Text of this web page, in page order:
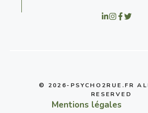
© 2026-PSYCHO2RUE.FR
RESERVED
Mentions légales